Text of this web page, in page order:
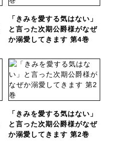
「きみを愛する気はない」
と言った次期公爵様がなぜ
か溺愛してきます 第4巻
「きみを愛する気はない」
と言った次期公爵様がなぜ
か溺愛してきます 第2巻